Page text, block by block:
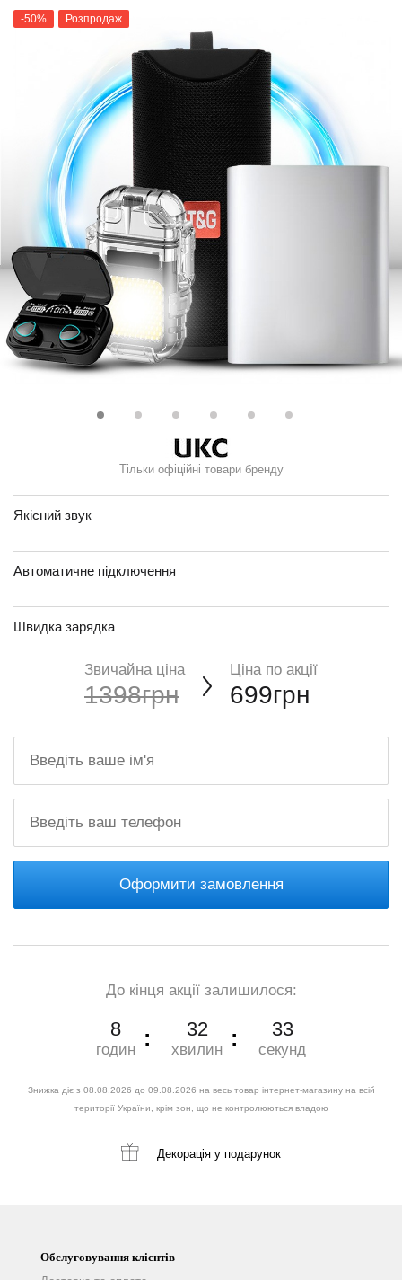
-50% Розпродаж
Тільки офіційні товари бренду
Якісний звук
Автоматичне підключення
Швидка зарядка
Звичайна ціна
1398грн
Ціна по акції
699грн
Оформити замовлення
До кінця акції залишилося:
8
годин
32
хвилин
32
секунд
Знижка діє з 08.08.2026 до 09.08.2026 на весь товар інтернет-магазину на всій
території України, крім зон, що не контролюються владою
Декорація у подарунок
Обслуговування клієнтів